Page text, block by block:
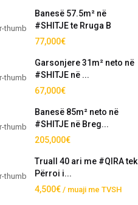
Banesë 57.5m² në
#SHITJE te Rruga B
77,000€
Garsonjere 31m² neto në
#SHITJE në ...
67,000€
Banesë 85m² neto në
#SHITJE në Breg...
205,000€
Truall 40 ari me #QIRA tek
Përroi i...
4,500€ / muaji me TVSH